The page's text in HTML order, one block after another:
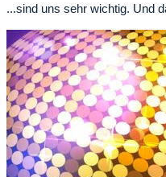
...sind uns sehr wichtig. Und